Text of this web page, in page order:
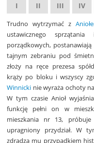
I II III IV
Trudno wytrzymać z
ustawicznego
porządkowych,
tajnym zebraniu pod
złoży na ręce prezesa
krąży po bloku i wszyscy
Winnicki nie wyraża ochoty
W tym czasie Anioł
funkcję pełni on w
mieszkania nr 13,
upragniony przydział. W
zdradza mu przypadkiem